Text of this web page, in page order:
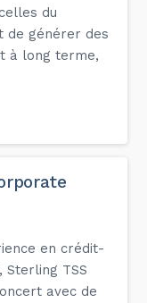
du
de générer des
à long terme,
en crédit-
TSS
avec de